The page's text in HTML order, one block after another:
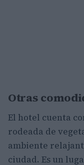
Otras
El hotel cuenta
rodeada de
ambiente
ciudad. Es un